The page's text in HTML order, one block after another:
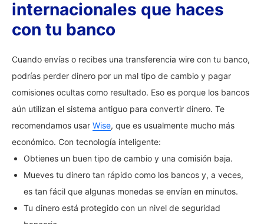
internacionales que haces
con tu banco
Cuando envías o recibes una transferencia wire con tu banco,
podrías perder dinero por un mal tipo de cambio y pagar
comisiones ocultas como resultado. Eso es porque los bancos
aún utilizan el sistema antiguo para convertir dinero. Te
recomendamos usar Wise, que es usualmente mucho más
económico. Con tecnología inteligente:
Obtienes un buen tipo de cambio y una comisión baja.
Mueves tu dinero tan rápido como los bancos y, a veces,
es tan fácil que algunas monedas se envían en minutos.
Tu dinero está protegido con un nivel de seguridad